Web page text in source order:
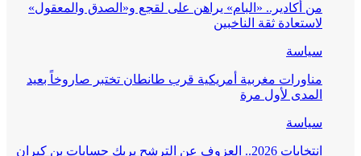
من أكادير.. «البام» يراهن على لقجع و«الصدق والمعقول»
لاستعادة ثقة الناخبين
سياسة
مناورات مغربية أمريكية قرب طانطان تختبر صاروخاً بعيد
المدى لأول مرة
سياسة
انتخابات 2026.. العزوف عن الترشح يربك حسابات بن كيران